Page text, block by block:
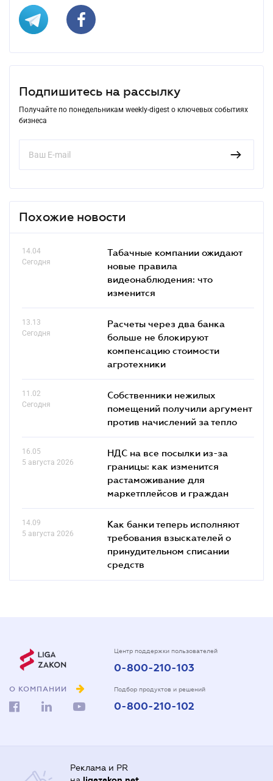
Подпишитесь на рассылку
Получайте по понедельникам weekly-digest о ключевых событиях
бизнеса
Похожие новости
14.04
Сегодня
Табачные компании ожидают
новые правила
видеонаблюдения: что
изменится
13.13
Сегодня
Расчеты через два банка
больше не блокируют
компенсацию стоимости
агротехники
11.02
Сегодня
Собственники нежилых
помещений получили аргумент
против начислений за тепло
16.05
5 августа 2026
НДС на все посылки из-за
границы: как изменится
растаможивание для
маркетплейсов и граждан
14.09
5 августа 2026
Как банки теперь исполняют
требования взыскателей о
принудительном списании
средств
О КОМПАНИИ
Центр поддержки пользователей
0-800-210-103
Подбор продуктов и решений
0-800-210-102
Реклама и PR